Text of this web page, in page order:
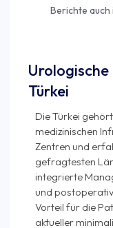
Berichte
Urologische
Türkei
Die Türkei
medizinischen
Zentren und
gefragtesten
integrierte
und
Vorteil für die
aktueller